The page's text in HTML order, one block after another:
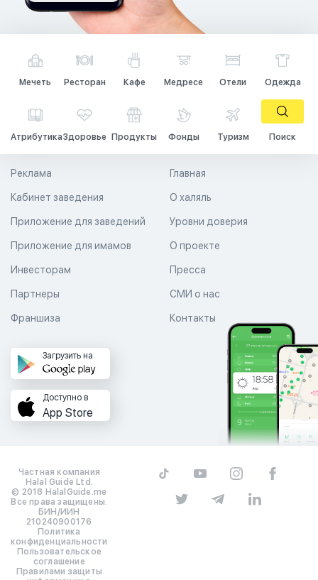
Мечеть Ресторан Кафе Медресе Отели Одежда
АтрибутикаЗдоровье Продукты Фонды Туризм Поиск
Главная
О халяль
Уровни доверия
Реклама
Кабинет заведения
Приложение для заведений
Приложение для имамов О проекте
Пресса
СМИ о нас
Контакты
Инвесторам
Партнеры
Франшиза
Загрузить на
Доступно в
App Store
Частная компания
Halal Guide Ltd.
© 2018 HalalGuide.me
Все права защищены.
БИН/ИИН
210240900176
Политика
конфиденциальности
Пользовательское
соглашение
Правилами защиты